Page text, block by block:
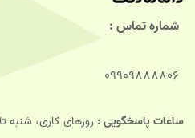
شماره تماس :
09909888806
ساعات پاسخگویی : روزهای کاری، شنبه تا